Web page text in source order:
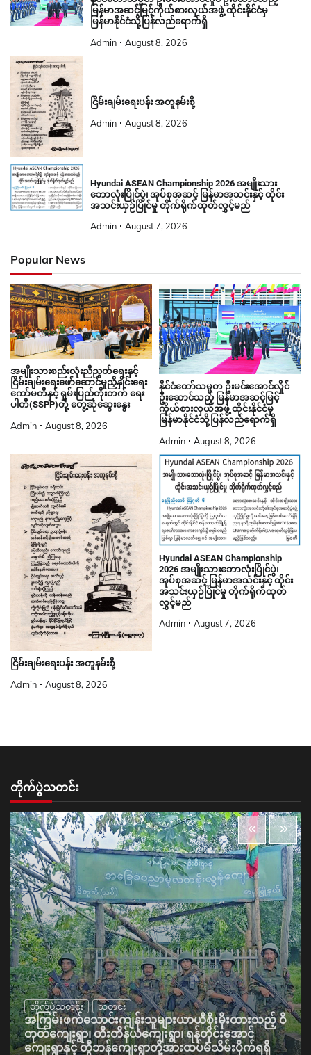
မြန်မာအဆင့်မြင့်ကိုယ်စားလှယ်အဖွဲ့ ထိုင်းနိုင်ငံမှ
မြန်မာနိုင်ငံသို့ပြန်လည်ရောက်ရှိ
Admin August 8, 2026
ငြိမ်းချမ်းရေးပန်း အတူနမ်းစို့
Admin August 8, 2026
Hyundai ASEAN Championship 2026 အမျိုးသား
ဘောလုံးပြိုင်ပွဲ၊ အုပ်စုအဆင့် မြန်မာအသင်းနှင့် ထိုင်း
အသင်းယှဉ်ပြိုင်မှု တိုက်ရိုက်ထုတ်လွှင့်မည်
Admin August 7, 2026
Popular News
အမျိုးသားစည်းလုံးညီညွတ်ရေးနှင့်
ငြိမ်းချမ်းရေးဖော်ဆောင်မှုညှိနှိုင်းရေး
ကော်မတီနှင့် ရှမ်းပြည်တိုးတက် ရေး
ပါတီ(SSPP)တို့ တွေ့ဆုံဆွေးနွေး
Admin August 8, 2026
နိုင်ငံတော်သမ္မတ ဦးမင်းအောင်လှိုင်
ဦးဆောင်သည့် မြန်မာအဆင့်မြင့်
ကိုယ်စားလှယ်အဖွဲ့ ထိုင်းနိုင်ငံမှ
မြန်မာနိုင်ငံသို့ပြန်လည်ရောက်ရှိ
Admin August 8, 2026
ငြိမ်းချမ်းရေးပန်း အတူနမ်းစို့
Admin August 8, 2026
Hyundai ASEAN Championship
2026 အမျိုးသားဘောလုံးပြိုင်ပွဲ၊
အုပ်စုအဆင့် မြန်မာအသင်းနှင့် ထိုင်း
အသင်းယှဉ်ပြိုင်မှု တိုက်ရိုက်ထုတ်
လွှင့်မည်
Admin August 7, 2026
တိုက်ပွဲသတင်း
တိုက်ပွဲသတင်း သတင်း
အကြမ်းဖက်သောင်းကျန်းသူများယာယီစိုးမိုးထားသည့် ဝိ
တုတ်ကျေးရွာ၊ တီးတိန်ယံကျေးရွာ၊ ရန်တိုင်းအောင်
ကျေးရွာနှင့် တွီဘန်ကျေးရွာတို့အားထပ်မံသိမ်းပိုက်ရရှိ